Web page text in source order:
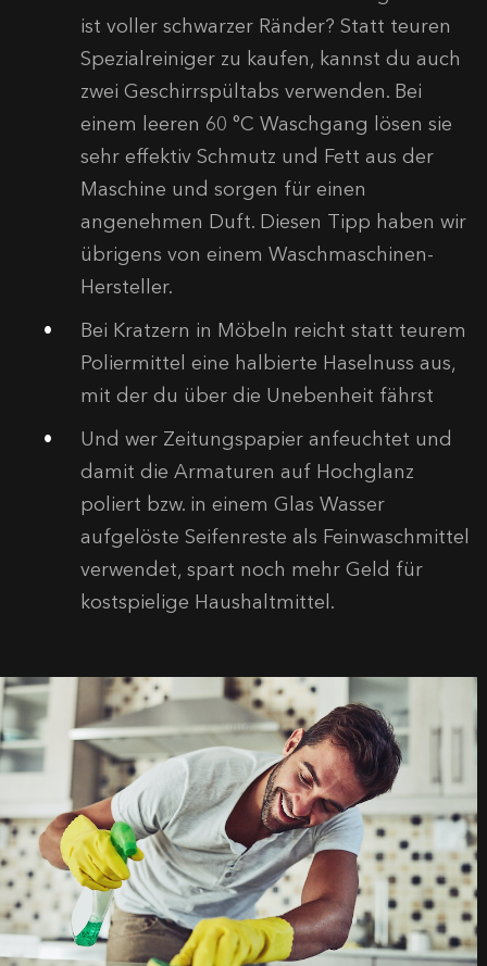
ist voller schwarzer Ränder? Statt teuren
Spezialreiniger zu kaufen, kannst du auch
zwei Geschirrspültabs verwenden. Bei
einem leeren 60 °C Waschgang lösen sie
sehr effektiv Schmutz und Fett aus der
Maschine und sorgen für einen
angenehmen Duft. Diesen Tipp haben wir
übrigens von einem Waschmaschinen-
Hersteller.
Bei Kratzern in Möbeln reicht statt teurem
Poliermittel eine halbierte Haselnuss aus,
mit der du über die Unebenheit fährst
Und wer Zeitungspapier anfeuchtet und
damit die Armaturen auf Hochglanz
poliert bzw. in einem Glas Wasser
aufgelöste Seifenreste als Feinwaschmittel
verwendet, spart noch mehr Geld für
kostspielige Haushaltmittel.